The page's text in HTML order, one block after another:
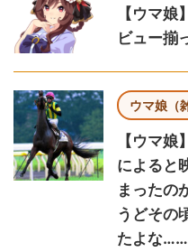
【ウマ
ビュー揃
ウマ娘（
【ウマ
によると
まったの
うどその
たよな……